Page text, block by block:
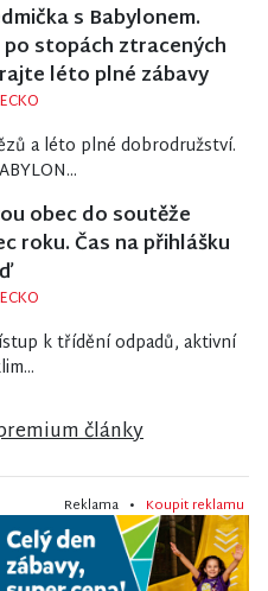
s Babylonem.
stopách ztracených
léto plné zábavy
a léto plné dobrodružství.
obec do soutěže
roku. Čas na přihlášku
k třídění odpadů, aktivní
články
Reklama • Koupit reklamu